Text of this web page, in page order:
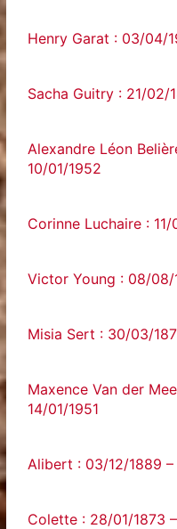
Henry Garat : 03/04/
Sacha Guitry : 21/02/
Alexandre Léon
10/01/1952
Corinne Luchaire :
Victor Young : 08/08/
Misia Sert : 30/03/
Maxence Van der
14/01/1951
Alibert : 03/12/1889 –
Colette : 28/01/1873